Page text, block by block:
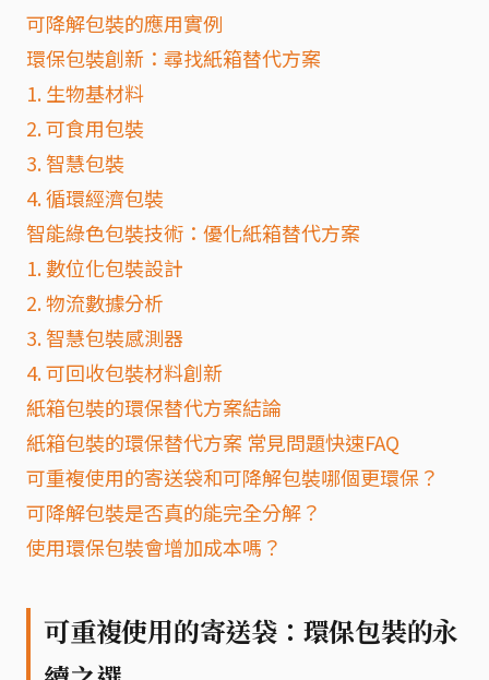
可降解包裝的應用實例
環保包裝創新：尋找紙箱替代方案
1. 生物基材料
2. 可食用包裝
3. 智慧包裝
4. 循環經濟包裝
智能綠色包裝技術：優化紙箱替代方案
1. 數位化包裝設計
2. 物流數據分析
3. 智慧包裝感測器
4. 可回收包裝材料創新
紙箱包裝的環保替代方案結論
紙箱包裝的環保替代方案 常見問題快速FAQ
可重複使用的寄送袋和可降解包裝哪個更環保？
可降解包裝是否真的能完全分解？
使用環保包裝會增加成本嗎？
可重複使用的寄送袋：環保包裝的永